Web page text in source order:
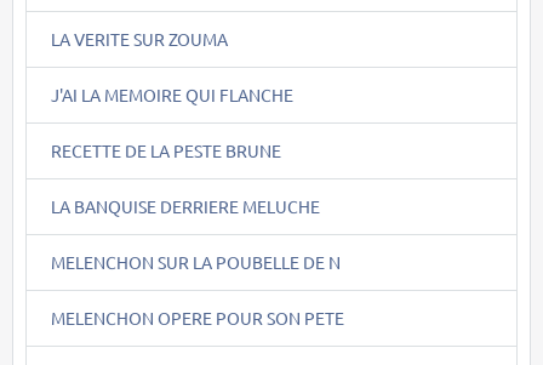
LA VERITE SUR ZOUMA
J'AI LA MEMOIRE QUI FLANCHE
RECETTE DE LA PESTE BRUNE
LA BANQUISE DERRIERE MELUCHE
MELENCHON SUR LA POUBELLE DE N
MELENCHON OPERE POUR SON PETE